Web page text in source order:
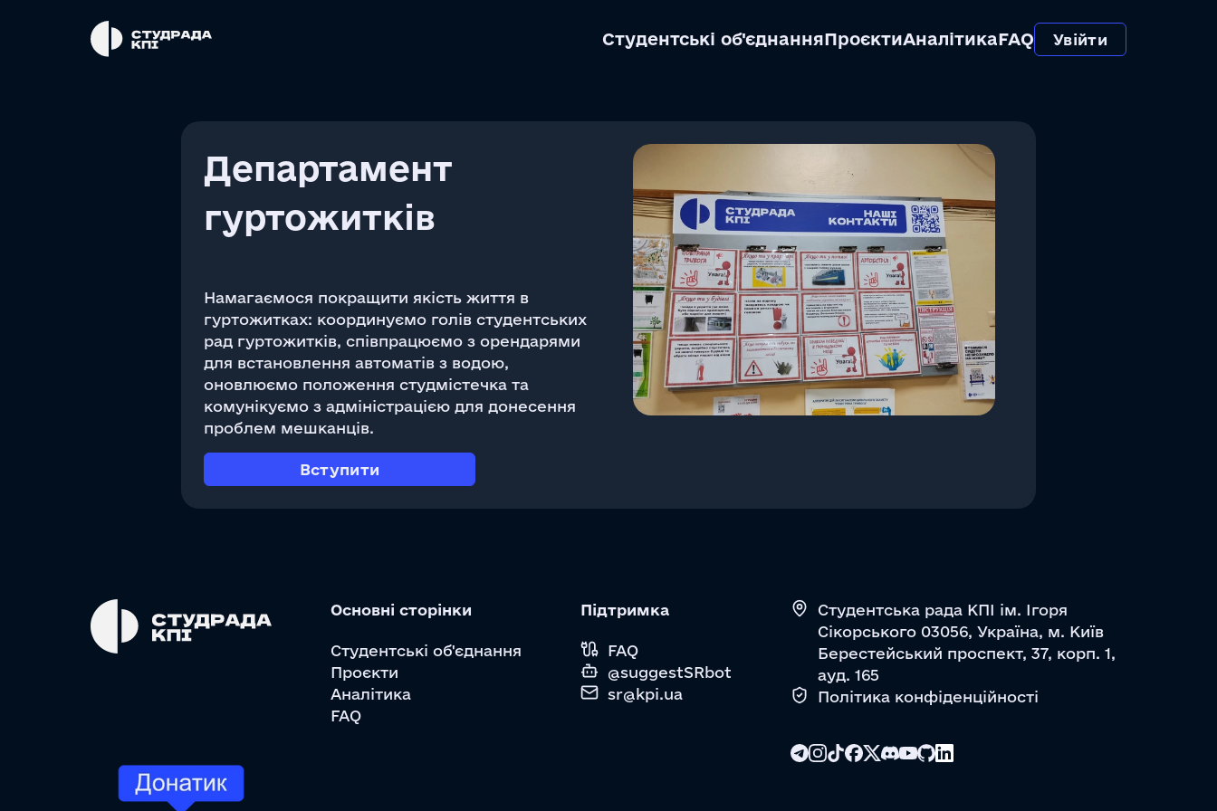
Cтудентські об'єднанняПроєктиАналітикаFAQ Увійти
Департамент
гуртожитків
Намагаємося покращити якість життя в
гуртожитках: координуємо голів студентських
рад гуртожитків, співпрацюємо з орендарями
для встановлення автоматів з водою,
оновлюємо положення студмістечка та
комунікуємо з адміністрацією для донесення
проблем мешканців.
Вступити
Основні сторінки
Cтудентські об'єднання
Проєкти
Аналітика
FAQ
Підтримка
FAQ
@suggestSRbot
sr@kpi.ua
Студентська рада КПІ ім. Ігоря
Сікорського 03056, Україна, м. Київ
Берестейський проспект, 37, корп. 1,
ауд. 165
Політика конфіденційності